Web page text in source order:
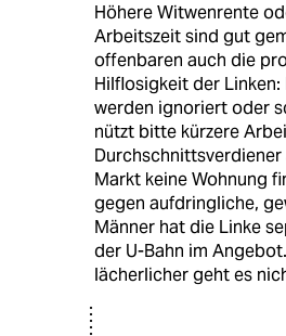
Höhere Witwenrente
Arbeitszeit sind gut
offenbaren auch die
Hilflosigkeit der
werden ignoriert oder
nützt bitte kürzere
Markt keine Wohnung
gegen aufdringliche,
Männer hat die Linke
der U-Bahn im
lächerlicher geht es